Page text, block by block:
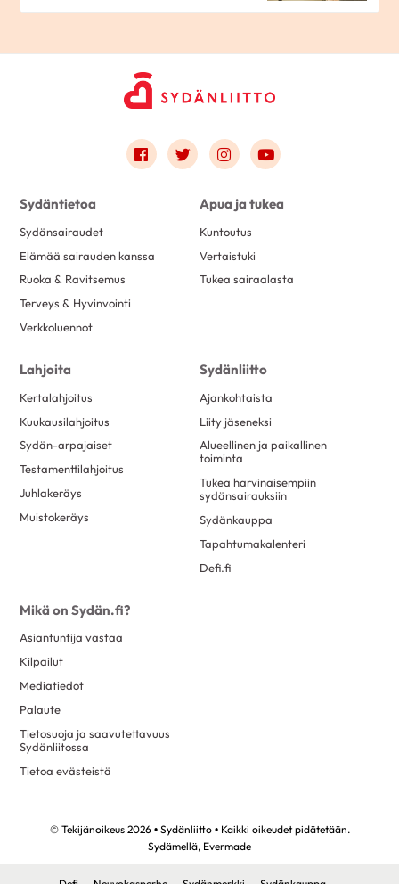
Link to facebook
Link to twitter
Link to instagram
Link to youtube
Sydäntietoa
Sydänsairaudet
Elämää sairauden kanssa
Ruoka & Ravitsemus
Terveys & Hyvinvointi
Verkkoluennot
Apua ja tukea
Kuntoutus
Vertaistuki
Tukea sairaalasta
Lahjoita
Kertalahjoitus
Kuukausilahjoitus
Sydän-arpajaiset
Testamenttilahjoitus
Juhlakeräys
Muistokeräys
Sydänliitto
Ajankohtaista
Liity jäseneksi
Alueellinen ja paikallinen
toiminta
Tukea harvinaisempiin
sydänsairauksiin
Sydänkauppa
Tapahtumakalenteri
Defi.fi
Mikä on Sydän.fi?
Asiantuntija vastaa
Kilpailut
Mediatiedot
Palaute
Tietosuoja ja saavutettavuus
Sydänliitossa
Tietoa evästeistä
© Tekijänoikeus 2026 • Sydänliitto • Kaikki oikeudet pidätetään.
Sydämellä, Evermade